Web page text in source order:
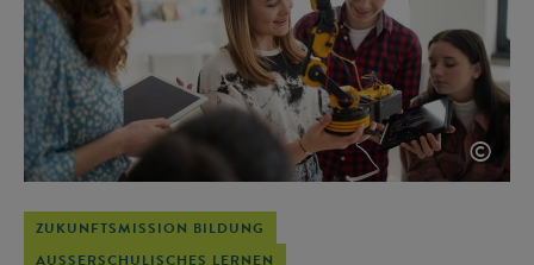
©
ZUKUNFTSMISSION BILDUNG
AUSSERSCHULISCHES LERNEN